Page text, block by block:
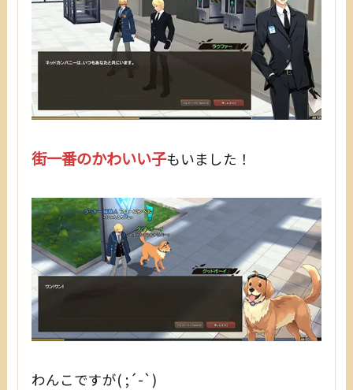
街一番のかわいい子もいました！
わんこですが( ;´-`)